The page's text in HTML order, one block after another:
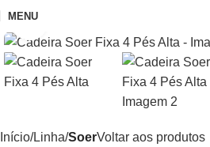
MENU
Início Linha SoerVoltar aos produtos